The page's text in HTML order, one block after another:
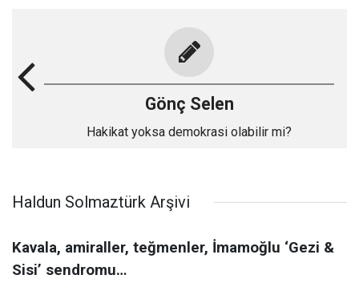
Gönç Selen
Hakikat yoksa demokrasi olabilir mi?
Haldun Solmaztürk Arşivi
Kavala, amiraller, teğmenler, İmamoğlu ‘Gezi &
Sisi’ sendromu…